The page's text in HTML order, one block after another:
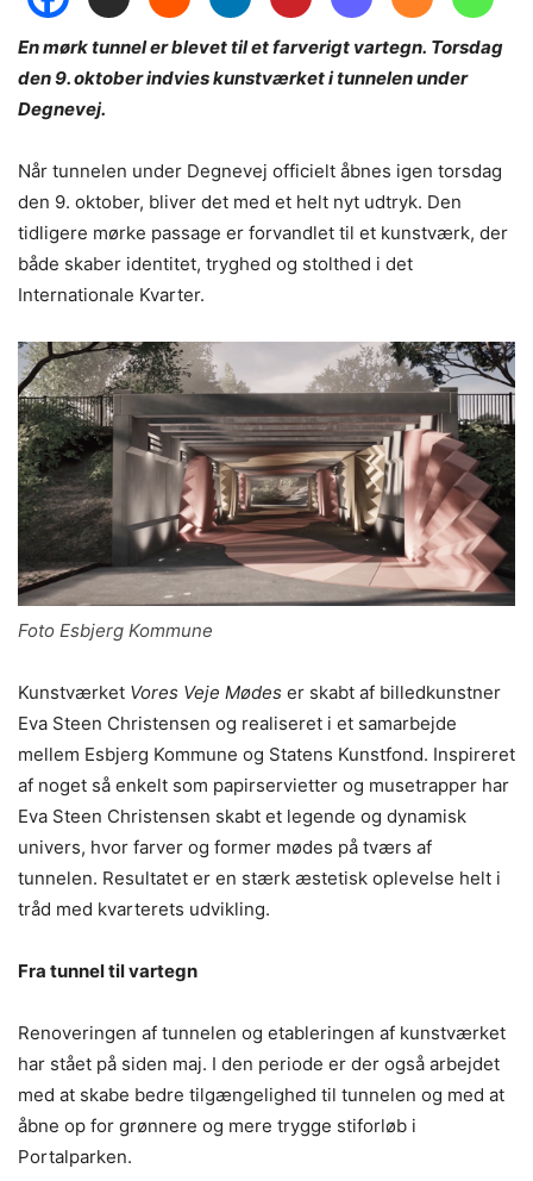
En mørk tunnel er blevet til et farverigt vartegn. Torsdag
den 9. oktober indvies kunstværket i tunnelen under
Degnevej.
Når tunnelen under Degnevej officielt åbnes igen torsdag
den 9. oktober, bliver det med et helt nyt udtryk. Den
tidligere mørke passage er forvandlet til et kunstværk, der
både skaber identitet, tryghed og stolthed i det
Internationale Kvarter.
Foto Esbjerg Kommune
Kunstværket Vores Veje Mødes er skabt af billedkunstner
Eva Steen Christensen og realiseret i et samarbejde
mellem Esbjerg Kommune og Statens Kunstfond. Inspireret
af noget så enkelt som papirservietter og musetrapper har
Eva Steen Christensen skabt et legende og dynamisk
univers, hvor farver og former mødes på tværs af
tunnelen. Resultatet er en stærk æstetisk oplevelse helt i
tråd med kvarterets udvikling.
Fra tunnel til vartegn
Renoveringen af tunnelen og etableringen af kunstværket
har stået på siden maj. I den periode er der også arbejdet
med at skabe bedre tilgængelighed til tunnelen og med at
åbne op for grønnere og mere trygge stiforløb i
Portalparken.